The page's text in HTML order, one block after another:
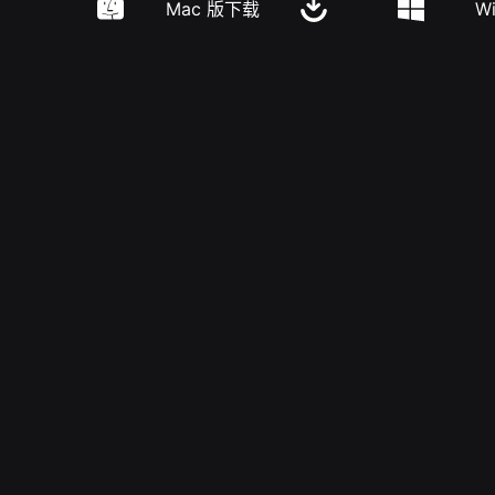
Mac 版下载